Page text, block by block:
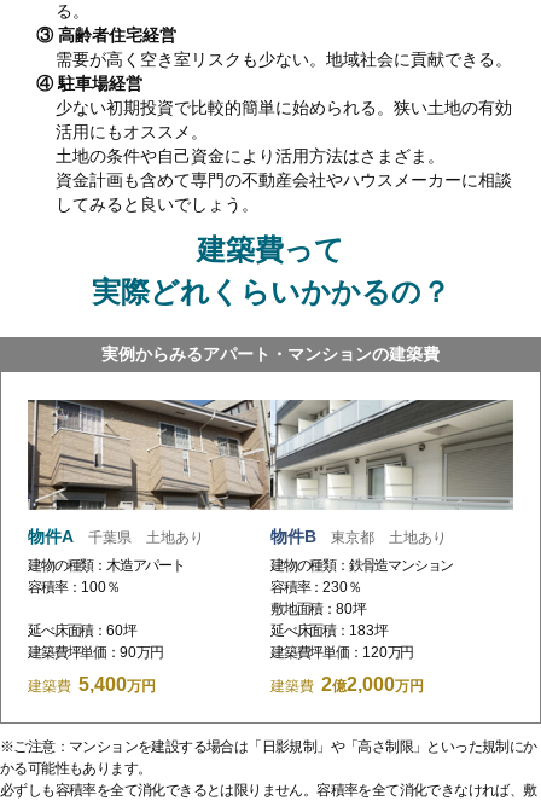
る。
③ 高齢者住宅経営
需要が高く空き室リスクも少ない。地域社会に貢献できる。
④ 駐車場経営
少ない初期投資で比較的簡単に始められる。狭い土地の有効
活用にもオススメ。
土地の条件や自己資金により活用方法はさまざま。
資金計画も含めて専門の不動産会社やハウスメーカーに相談
してみると良いでしょう。
建築費って
実際どれくらいかかるの？
実例からみるアパート・マンションの建築費
物件A 千葉県 土地あり
建物の種類：木造アパート
容積率： 100％
延べ床面積：60坪
建築費坪単価： 90万円
建築費 5,400万円
物件B 東京都 土地あり
建物の種類：鉄骨造マンション
容積率：230％
敷地面積： 80坪
延べ床面積： 183坪
建築費坪単価： 120万円
建築費 2億2,000万円
※ご注意：マンションを建設する場合は「日影規制」や「高さ制限」といった規制にか
かる可能性もあります。
必ずしも容積率を全て消化できるとは限りません。容積率を全て消化できなければ、敷